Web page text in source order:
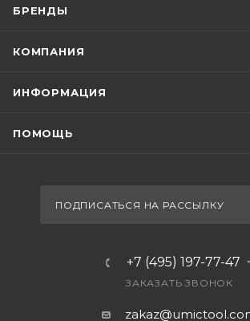
БРЕНДЫ
КОМПАНИЯ
ИНФОРМАЦИЯ
ПОМОЩЬ
ПОДПИСАТЬСЯ НА РАССЫЛКУ
+7 (495) 197-77-47
ЗАКАЗАТЬ ЗВОНОК